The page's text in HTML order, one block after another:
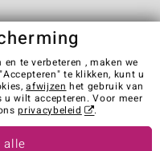
Privacybeleid
Cookies
herroepen
countries:
te verbeteren , maken we
te klikken, kunt u
afwijzen het gebruik van
wilt accepteren. Voor meer
privacybeleid .